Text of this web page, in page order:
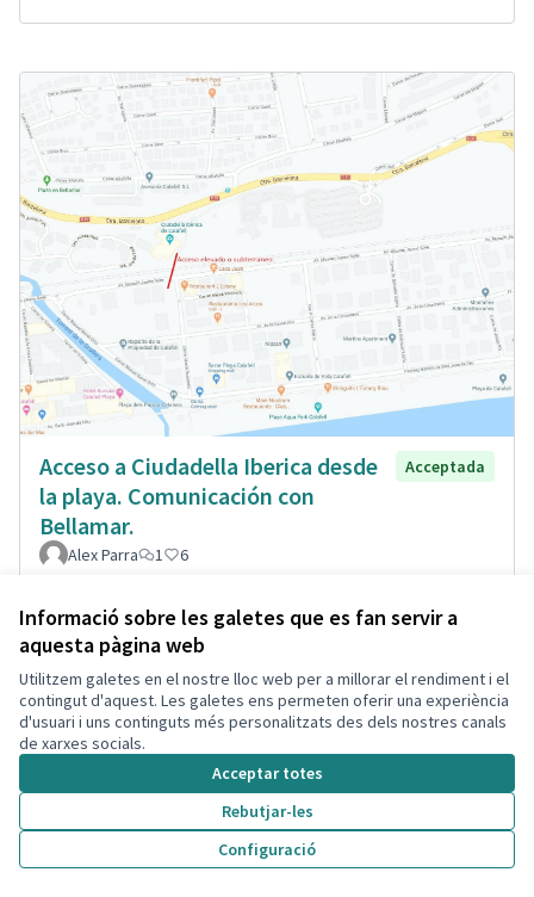
Informació sobre les galetes que es fan servir a
aquesta pàgina web
Utilitzem galetes en el nostre lloc web per a millorar el rendiment i el
contingut d'aquest. Les galetes ens permeten oferir una experiència
d'usuari i uns continguts més personalitzats des dels nostres canals
de xarxes socials.
Acceptar totes
Rebutjar-les
Configuració
Acceso a Ciudadella Iberica desde
la playa. Comunicación con
Bellamar.
Acceptada
Alex Parra 1 6
Resaltes pasos peatones Jaume